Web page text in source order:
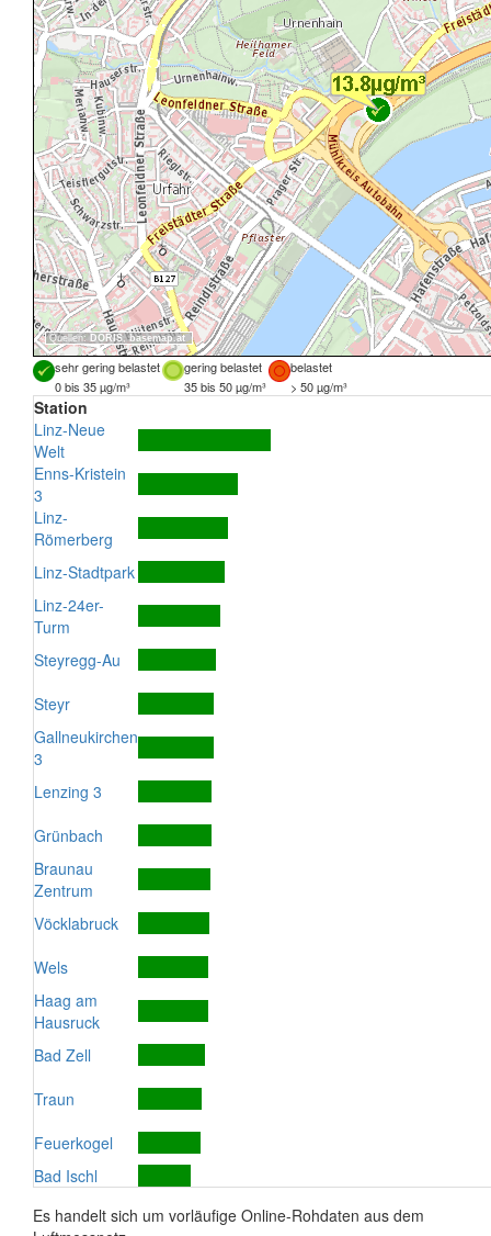
Quellen: DORIS,basemap.at
sehr gering belastet gering belastet
belastet
0 bis 35 µg/m³
35 bis 50 µg/m³ > 50 µg/m³
Station
Linz-Neue
Welt
Enns-Kristein
3
Linz-
Römerberg
Linz-Stadtpark
Linz-24er-
Turm
Steyregg-Au
Steyr
Gallneukirchen
3
Lenzing 3
Grünbach
Braunau
Zentrum
Vöcklabruck
Wels
Haag am
Hausruck
Bad Zell
Traun
Feuerkogel
Bad Ischl
Es handelt sich um vorläufige Online-Rohdaten aus dem